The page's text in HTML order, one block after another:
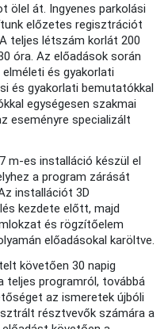
ölel át. Ingyenes parkolási
előzetes regisztrációt
teljes létszám korlát 200
óra. Az előadások során
és gyakorlati
és gyakorlati bemutatókkal
egységesen szakmai
eseményre specializált
m-es installáció készül el
a program zárását
installációt 3D
kezdete előtt, majd
és rögzítőelem
előadásokal karöltve.
követően 30 napig
teljes programról, továbbá
az ismeretek újbóli
résztvevők számára a